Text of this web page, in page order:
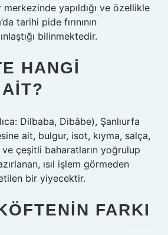
merkezinde yapıldığı ve özellikle
tarihi pide fırınının
bilinmektedir.
HANGI
Dilbaba, Dibâbe), Şanlıurfa
ait, bulgur, isot, kıyma, salça,
çeşitli baharatların yoğrulup
ısıl işlem görmeden
bir yiyecektir.
FARKI